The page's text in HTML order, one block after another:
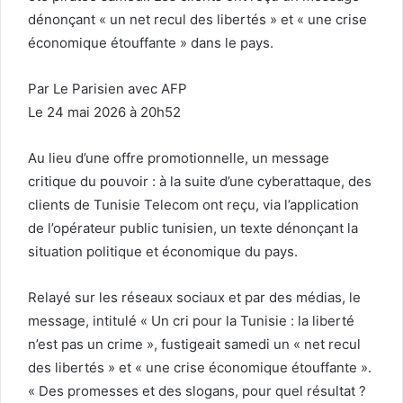
dénonçant « un net recul des libertés » et « une crise
économique étouffante » dans le pays.
Par Le Parisien avec AFP
Le 24 mai 2026 à 20h52
Au lieu d’une offre promotionnelle, un message
critique du pouvoir : à la suite d’une cyberattaque, des
clients de Tunisie Telecom ont reçu, via l’application
de l’opérateur public tunisien, un texte dénonçant la
situation politique et économique du pays.
Relayé sur les réseaux sociaux et par des médias, le
message, intitulé « Un cri pour la Tunisie : la liberté
n’est pas un crime », fustigeait samedi un « net recul
des libertés » et « une crise économique étouffante ».
« Des promesses et des slogans, pour quel résultat ?